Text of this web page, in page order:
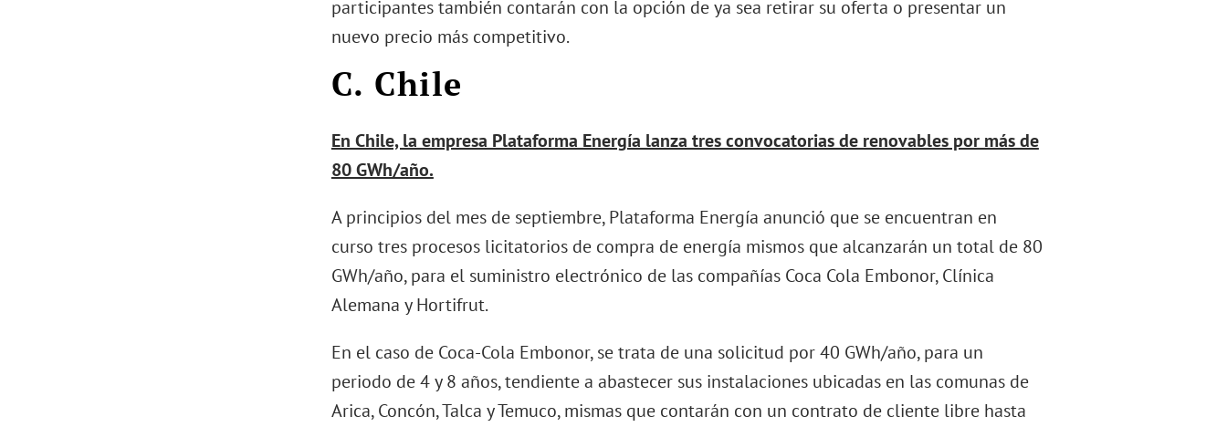
participantes también contarán con la opción de ya sea retirar su oferta o presentar un
nuevo precio más competitivo.
C. Chile
En Chile, la empresa Plataforma Energía lanza tres convocatorias de renovables por más de
80 GWh/año.
A principios del mes de septiembre, Plataforma Energía anunció que se encuentran en
curso tres procesos licitatorios de compra de energía mismos que alcanzarán un total de 80
GWh/año, para el suministro electrónico de las compañías Coca Cola Embonor, Clínica
Alemana y Hortifrut.
En el caso de Coca-Cola Embonor, se trata de una solicitud por 40 GWh/año, para un
periodo de 4 y 8 años, tendiente a abastecer sus instalaciones ubicadas en las comunas de
Arica, Concón, Talca y Temuco, mismas que contarán con un contrato de cliente libre hasta